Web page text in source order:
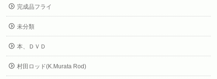
完成品フライ
未分類
本、ＤＶＤ
村田ロッド(K.Murata Rod)